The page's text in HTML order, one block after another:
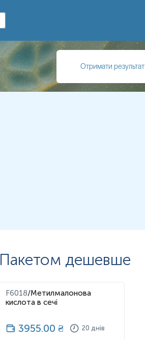
Отримати результат
Пакетом дешевше
F6018/Метилмалонова
кислота в сечі
3955.00 ₴ 20 днів